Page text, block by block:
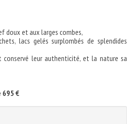
doux et aux larges combes,
lacs gelés surplombés de splendides
leur authenticité, et la nature sa
695 €